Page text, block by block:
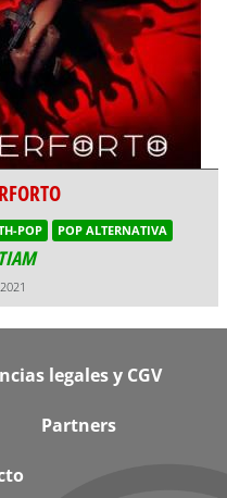
POP POP ALTERNATIVA
legales y CGV
Partners